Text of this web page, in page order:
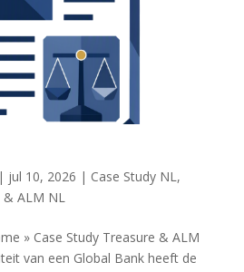
| jul 10, 2026 | Case Study NL ,
ALM NL
» Case Study Treasure & ALM
van een Global Bank heeft de